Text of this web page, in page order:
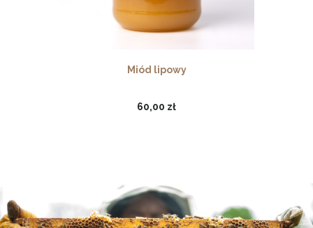
Miód lipowy
60,00 zł